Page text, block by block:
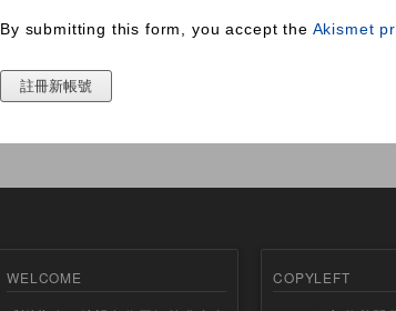
By submitting this form, you accept the Akismet
WELCOME
COPYLEFT